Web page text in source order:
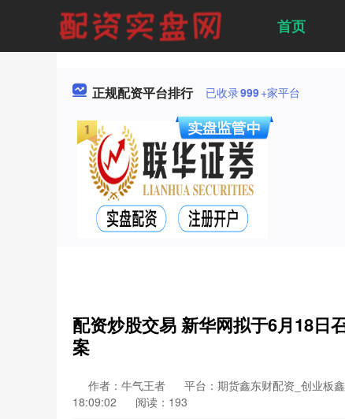
首页
正规配资平台排行 已收录999+家平台
配资炒股交易 新华网拟于6月18日
案
作者：牛气王者 平台：期货鑫东财配资_创业板
18:09:02
阅读：193